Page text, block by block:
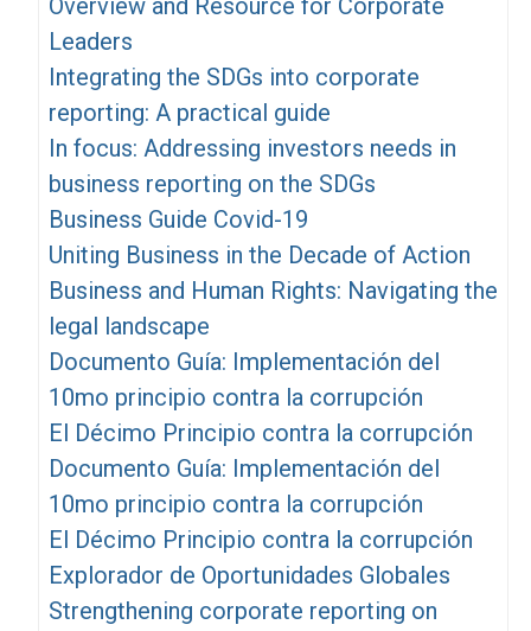
Overview and Resource for Corporate
Leaders
Integrating the SDGs into corporate
reporting: A practical guide
In focus: Addressing investors needs in
business reporting on the SDGs
Business Guide Covid-19
Uniting Business in the Decade of Action
Business and Human Rights: Navigating the
legal landscape
Documento Guía: Implementación del
10mo principio contra la corrupción
El Décimo Principio contra la corrupción
Documento Guía: Implementación del
10mo principio contra la corrupción
El Décimo Principio contra la corrupción
Explorador de Oportunidades Globales
Strengthening corporate reporting on